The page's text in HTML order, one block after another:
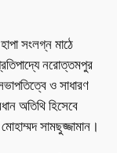
সংলগ্ন মাঠে
নরোত্তমপুর
ও সাধারণ
অতিথি হিসেবে
সামছুজ্জামান।